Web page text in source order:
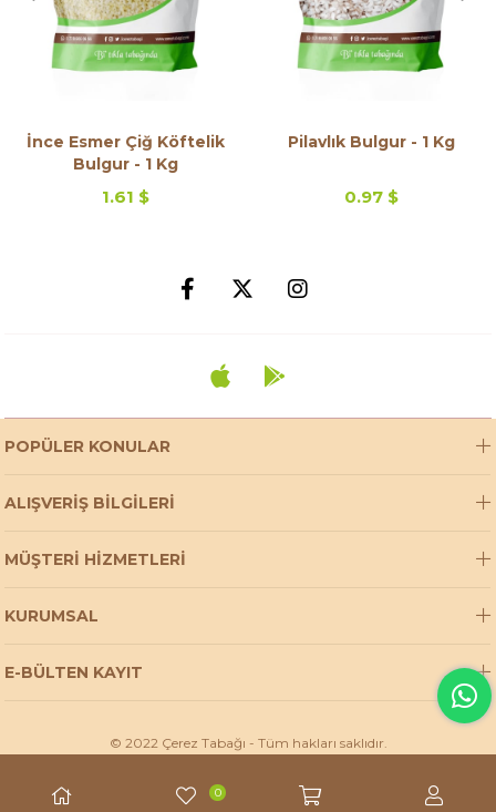
İnce Esmer Çiğ Köftelik
Bulgur - 1 Kg
1.61 $
Pilavlık Bulgur - 1 Kg
0.97 $
POPÜLER KONULAR
ALIŞVERİŞ BİLGİLERİ
MÜŞTERİ HİZMETLERİ
KURUMSAL
E-BÜLTEN KAYIT
© 2022 Çerez Tabağı - Tüm hakları saklıdır.
0